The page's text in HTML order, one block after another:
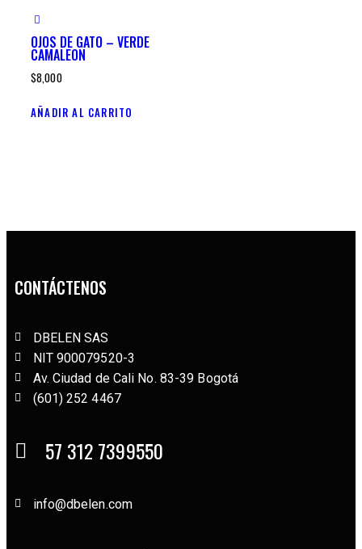
OJOS DE GATO – VERDE
CAMALEON
$8,000
AÑADIR AL CARRITO
CONTÁCTENOS
DBELEN SAS
NIT 900079520-3
Av. Ciudad de Cali No. 83-39 Bogotá
(601) 252 4467
57 312 7399550
info@dbelen.com